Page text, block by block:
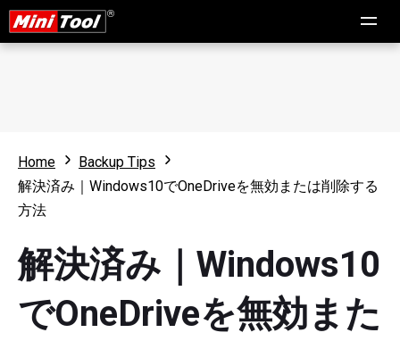
Home
Backup Tips
解決済み｜Windows10でOneDriveを無効または削除する
方法
解決済み｜Windows10
でOneDriveを無効また